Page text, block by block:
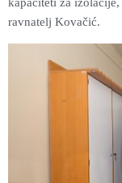
ravnatelj Kovačić.